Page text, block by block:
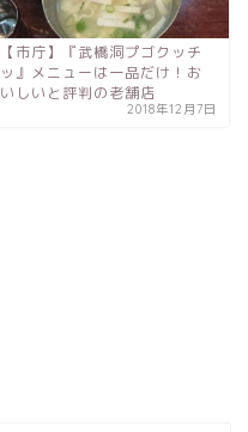
【市庁】『武橋洞プゴクッチ
ッ』メニューは一品だけ！お
いしいと評判の老舗店
2018年12月7日